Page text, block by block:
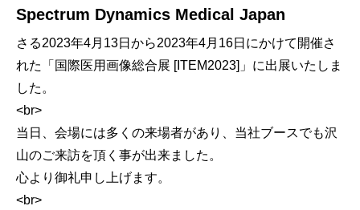
Spectrum Dynamics Medical Japan
さる2023年4月13日から2023年4月16日にかけて開催さ
れた「国際医用画像総合展 [ITEM2023]」に出展いたしま
した。
<br>
当日、会場には多くの来場者があり、当社ブースでも沢
山のご来訪を頂く事が出来ました。
心より御礼申し上げます。
<br>